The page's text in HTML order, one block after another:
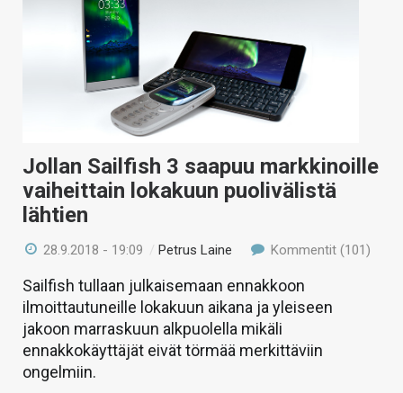
Jollan Sailfish 3 saapuu markkinoille
vaiheittain lokakuun puolivälistä
lähtien
28.9.2018 - 19:09 /Petrus Laine Kommentit (101)
Sailfish tullaan julkaisemaan ennakkoon
ilmoittautuneille lokakuun aikana ja yleiseen
jakoon marraskuun alkpuolella mikäli
ennakkokäyttäjät eivät törmää merkittäviin
ongelmiin.